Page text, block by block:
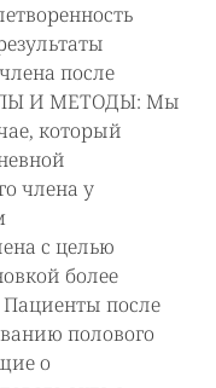
после
И МЕТОДЫ: Мы
который
члена у
с целью
более
после
полового
о